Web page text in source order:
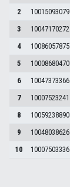
2
10015093079
3
10047170272
4
10086057875
5
10008680470
6
10047373366
7
10007523241
8
10059238890
9
10048038626
10
10007503336